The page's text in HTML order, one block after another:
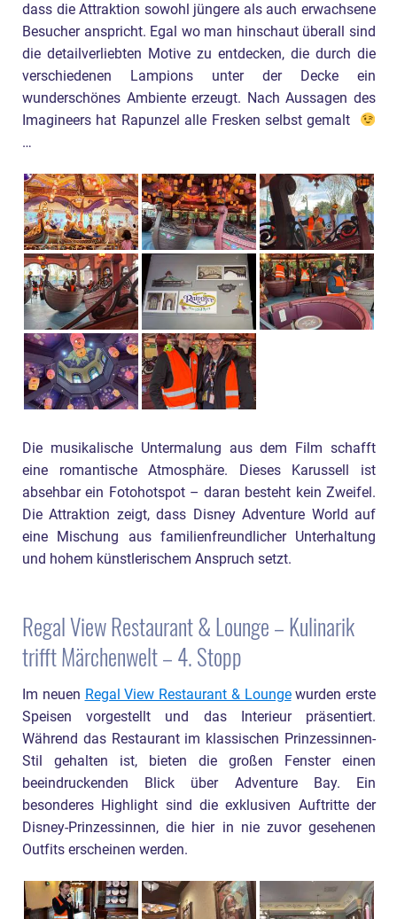
dass die Attraktion sowohl jüngere als auch erwachsene
Besucher anspricht. Egal wo man hinschaut überall sind
die detailverliebten Motive zu entdecken, die durch die
verschiedenen Lampions unter der Decke ein
wunderschönes Ambiente erzeugt. Nach Aussagen des
Imagineers hat Rapunzel alle Fresken selbst gemalt
…
Die musikalische Untermalung aus dem Film schafft
eine romantische Atmosphäre. Dieses Karussell ist
absehbar ein Fotohotspot – daran besteht kein Zweifel.
Die Attraktion zeigt, dass Disney Adventure World auf
eine Mischung aus familienfreundlicher Unterhaltung
und hohem künstlerischem Anspruch setzt.
Regal View Restaurant & Lounge – Kulinarik
trifft Märchenwelt – 4. Stopp
Im neuen Regal View Restaurant & Loungewurden erste
Speisen vorgestellt und das Interieur präsentiert.
Während das Restaurant im klassischen Prinzessinnen-
Stil gehalten ist, bieten die großen Fenster einen
beeindruckenden Blick über Adventure Bay. Ein
besonderes Highlight sind die exklusiven Auftritte der
Disney-Prinzessinnen, die hier in nie zuvor gesehenen
Outfits erscheinen werden.